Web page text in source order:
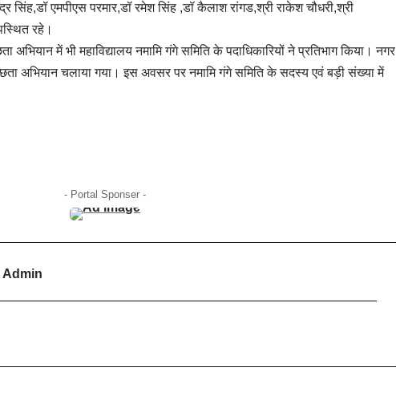
सिंह,डॉ एमपीएस परमार,डॉ रमेश सिंह ,डॉ कैलाश रांगड,श्री राकेश चौधरी,श्री
रहे।
अभियान में भी महाविद्यालय नमामि गंगे समिति के पदाधिकारियों ने प्रतिभाग किया। नगर
अभियान चलाया गया। इस अवसर पर नमामि गंगे समिति के सदस्य एवं बड़ी संख्या में
- Portal Sponser -
Admin